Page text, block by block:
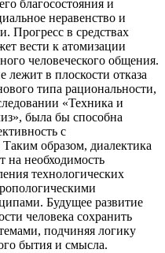
благосостояния и
неравенство и
Прогресс в средствах
вести к атомизации
человеческого общения.
лежит в плоскости отказа
типа рациональности,
«Техника и
была бы способна
с
образом, диалектика
на необходимость
технологических
Будущее развитие
человека сохранить
подчиняя логику
бытия и смысла.